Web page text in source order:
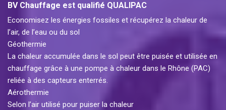
BV Chauffage est qualifié QUALIPAC
Economisez les énergies fossiles et récupérez la chaleur de
l’air, de l’eau ou du sol
Géothermie
La chaleur accumulée dans le sol peut être puisée et utilisée en
chauffage grâce à une pompe à chaleur dans le Rhône (PAC)
reliée à des capteurs enterrés.
Aérothermie
Selon l’air utilisé pour puiser la chaleur